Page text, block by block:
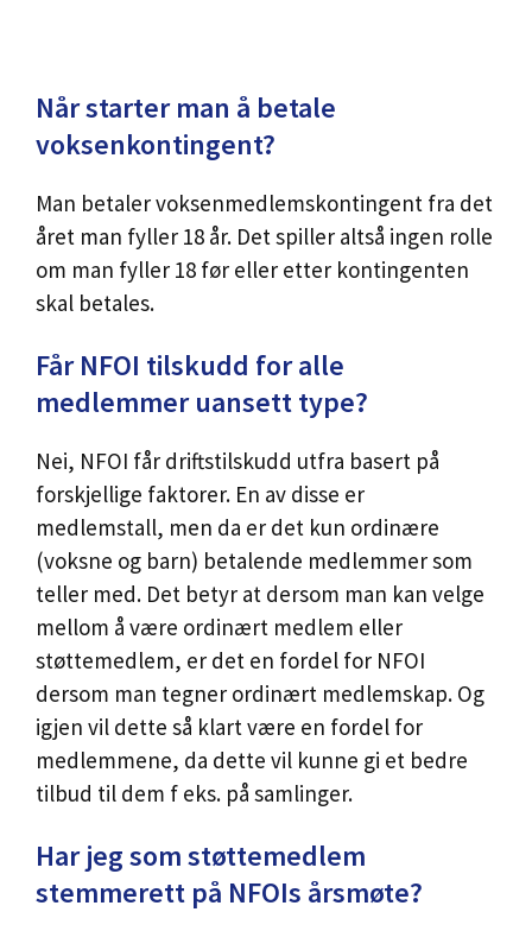
Når starter man å betale
voksenkontingent?
Man betaler voksenmedlemskontingent fra det
året man fyller 18 år. Det spiller altså ingen rolle
om man fyller 18 før eller etter kontingenten
skal betales.
Får NFOI tilskudd for alle
medlemmer uansett type?
Nei, NFOI får driftstilskudd utfra basert på
forskjellige faktorer. En av disse er
medlemstall, men da er det kun ordinære
(voksne og barn) betalende medlemmer som
teller med. Det betyr at dersom man kan velge
mellom å være ordinært medlem eller
støttemedlem, er det en fordel for NFOI
dersom man tegner ordinært medlemskap. Og
igjen vil dette så klart være en fordel for
medlemmene, da dette vil kunne gi et bedre
tilbud til dem f eks. på samlinger.
Har jeg som støttemedlem
stemmerett på NFOIs årsmøte?